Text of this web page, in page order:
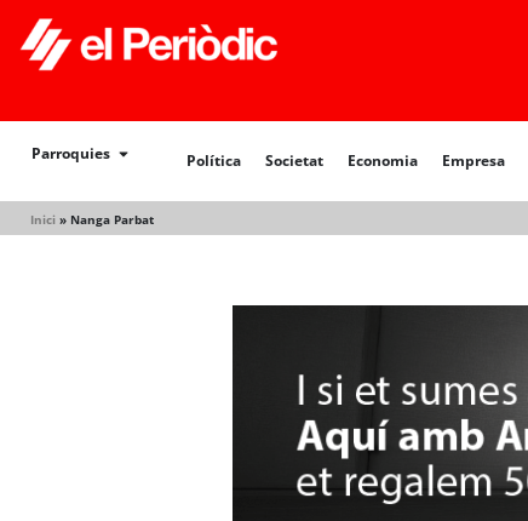
Parroquies Política Societat Economia Empresa
Inici » Nanga Parbat
Política Societat